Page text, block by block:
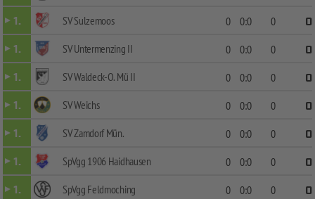
1.
SV Sulzemoos 0 0:0 0
0
1.
SV Untermenzing II 0 0:0 0
0
1.
SV Waldeck-O. Mü II 0 0:0 0
0
1.
SV Weichs 0 0:0 0
0
1.
SV Zamdorf Mün. 0 0:0 0
0
1.
SpVgg 1906 Haidhausen 0 0:0 0
0
1.
SpVgg Feldmoching 0 0:0 0
0